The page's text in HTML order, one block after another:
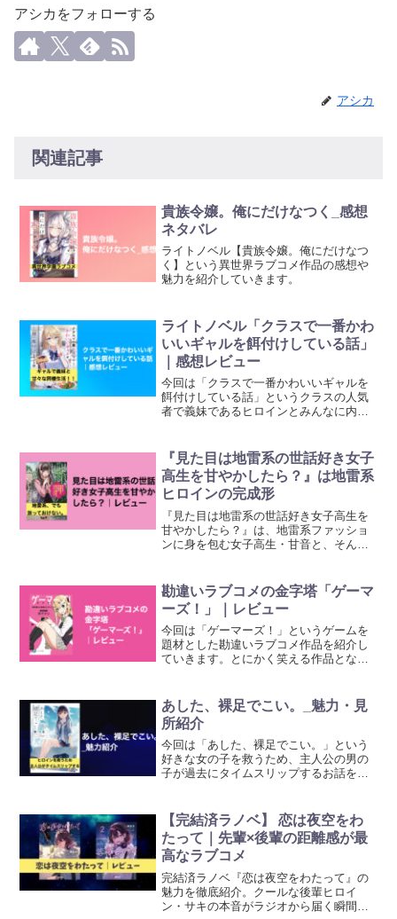
アシカをフォローする
アシカ
関連記事
貴族令嬢。俺にだけなつく_感想
ネタバレ
ライトノベル【貴族令嬢。俺にだけなつ
く】という異世界ラブコメ作品の感想や
魅力を紹介していきます。
ライトノベル「クラスで一番かわ
いいギャルを餌付けしている話」
｜感想レビュー
今回は「クラスで一番かわいいギャルを
餌付けしている話」というクラスの人気
者で義妹であるヒロインとみんなに内緒
『見た目は地雷系の世話好き女子
高生を甘やかしたら？』は地雷系
ヒロインの完成形
『見た目は地雷系の世話好き女子高生を
甘やかしたら？』は、地雷系ファッショ
ンに身を包む女子高生・甘音と、そんな
プ、甘えたい願望、不器用な恋模様が丁
寧に描かれ、笑えてキュンとする展開が
満載。甘やかし系ラブコメ好きにぴった
りの1冊！
勘違いラブコメの金字塔「ゲーマ
ーズ！」｜レビュー
今回は「ゲーマーズ！」というゲームを
題材とした勘違いラブコメ作品を紹介し
ていきます。とにかく笑える作品となっ
あした、裸足でこい。_魅力・見
所紹介
今回は「あした、裸足でこい。」という
好きな女の子を救うため、主人公の男の
子が過去にタイムスリップするお話を紹
【完結済ラノベ】 恋は夜空をわ
たって｜先輩×後輩の距離感が最
高なラブコメ
完結済ラノベ『恋は夜空をわたって』の
魅力を徹底紹介。クールな後輩ヒロイ
ン・サキの本音がラジオから届く瞬間か